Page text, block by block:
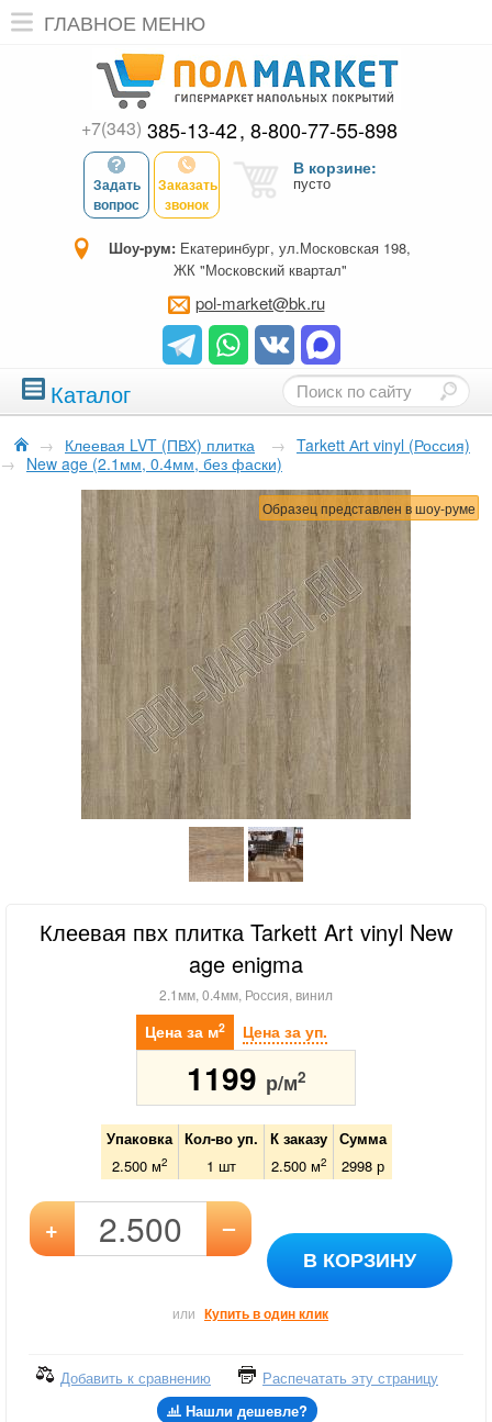
ГЛАВНОЕ МЕНЮ
+7(343) 385-13-42 8-800-77-55-898
Задать
вопрос
Заказать
звонок
В корзине:
пусто
Шоу-рум: Екатеринбург, ул.Московская 198,
ЖК "Московский квартал"
pol-market@bk.ru
Каталог
→ Клеевая LVT (ПВХ) плитка → Tarkett Аrt vinyl (Россия)
→ New age (2.1мм, 0.4мм, без фаски)
Образец представлен в шоу-руме
Клеевая пвх плитка Tarkett Art vinyl New
age enigma
2.1мм, 0.4мм, Россия, винил
Цена за м2 Цена за уп.
1199 р/м2
Упаковка Кол-во уп. К заказу
Сумма
2.500 м2 1 шт 2.500м2 2998р
+ –
В КОРЗИНУ
или Купить в один клик
Добавить к сравнению
Распечатать эту страницу
Нашли дешевле?